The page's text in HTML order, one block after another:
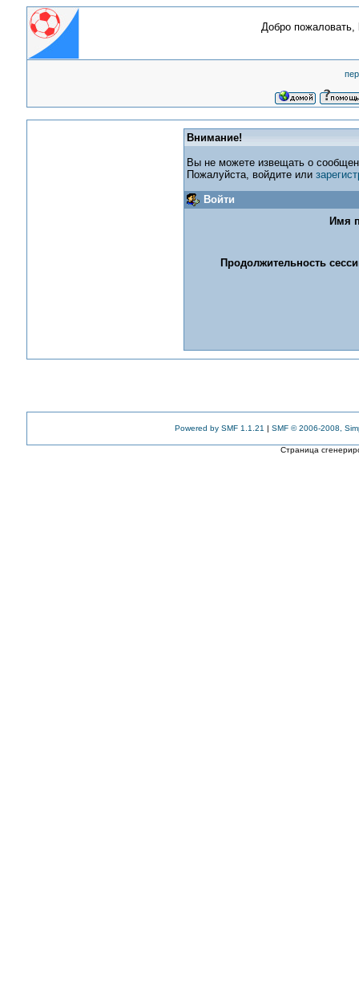
Добро пожаловать,
Внимание!
Вы не можете извещать о
Пожалуйста, войдите или
Войти
Имя
Продолжительность
Powered by SMF 1.1.21 | SMF © 2006-2008,
Страница